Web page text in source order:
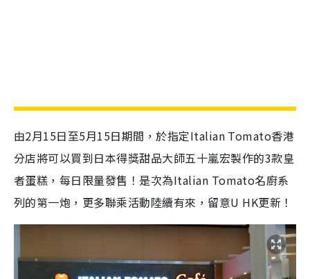
由2月15日至5月15日期間，於指定Italian Tomato香港
分店將可以買到日本得獎甜品大師五十嵐宏製作的3款皇
者蛋糕，每日限量發售！是次為Italian Tomato名廚系
列的第一炮，更多聯乘活動陸續有來，留意U HK更新！